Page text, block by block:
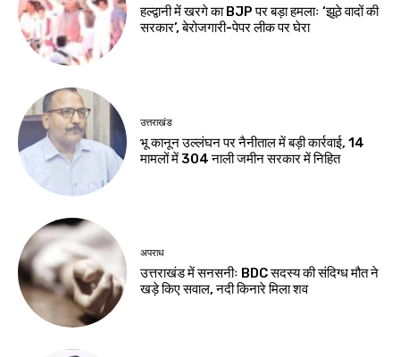
हल्द्वानी में खरगे का BJP पर बड़ा हमलाः ‘झूठे वादों की
सरकार’, बेरोजगारी-पेपर लीक पर घेरा
उत्तराखंड
भू कानून उल्लंघन पर नैनीताल में बड़ी कार्रवाई, 14
मामलों में 304 नाली जमीन सरकार में निहित
अपराध
उत्तराखंड में सनसनीः BDC सदस्य की संदिग्ध मौत ने
खड़े किए सवाल, नदी किनारे मिला शव